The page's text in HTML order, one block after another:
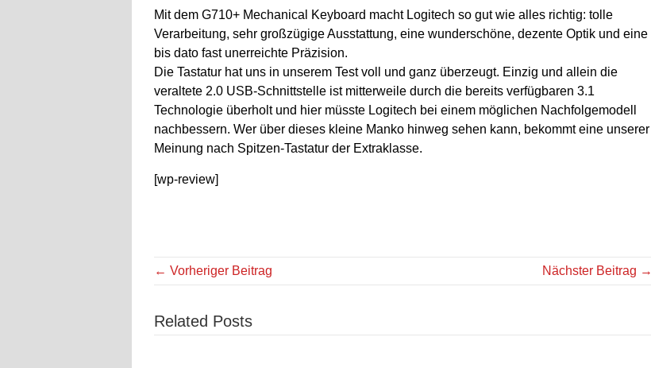
Mit dem G710+ Mechanical Keyboard macht Logitech so gut wie alles richtig: tolle
Verarbeitung, sehr großzügige Ausstattung, eine wunderschöne, dezente Optik und eine
bis dato fast unerreichte Präzision.
Die Tastatur hat uns in unserem Test voll und ganz überzeugt. Einzig und allein die
veraltete 2.0 USB-Schnittstelle ist mitterweile durch die bereits verfügbaren 3.1
Technologie überholt und hier müsste Logitech bei einem möglichen Nachfolgemodell
nachbessern. Wer über dieses kleine Manko hinweg sehen kann, bekommt eine unserer
Meinung nach Spitzen-Tastatur der Extraklasse.
[wp-review]
← Vorheriger Beitrag Nächster Beitrag →
Related Posts